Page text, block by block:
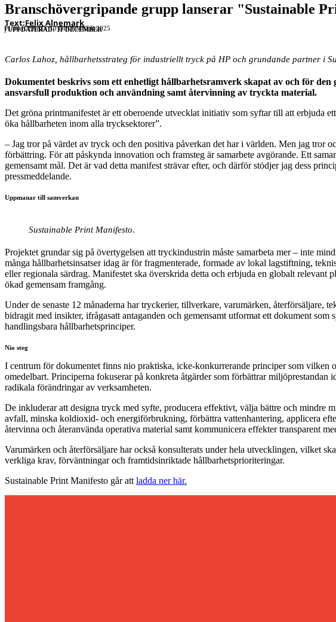
Branschövergripande grupp lanserar "Sustainable
Text:Felix Alnemark
PUBLICERAD: 10 DECEMBER 2025
UPPDATERAD: 11 DECEMBER
Carlos Lahoz, hållbarhetsstrateg för industriellt tryck på HP och grundande partner i
Dokumentet beskrivs som ett enhetligt hållbarhetsramverk skapat av och för
ansvarsfull produktion och användning samt återvinning av tryckta material.
Det gröna printmanifestet är ett oberoende utvecklat initiativ som syftar till att erbjuda
öka hållbarheten inom alla trycksektorer”.
– Jag tror på värdet av tryck och den positiva påverkan det har i världen. Men jag tror
förbättring. För att påskynda innovation och framsteg är samarbete avgörande. Ett
gemensamt mål. Det är vad detta manifest strävar efter, och därför stödjer jag dess
pressmeddelande.
Uppmanar till samverkan
Sustainable Print Manifesto.
Projektet grundar sig på övertygelsen att tryckindustrin måste samarbeta mer – inte
många hållbarhetsinsatser idag är för fragmenterade, formade av lokal lagstiftning,
eller regionala särdrag. Manifestet ska överskrida detta och erbjuda en globalt relevant
ökad gemensam framgång.
Under de senaste 12 månaderna har tryckerier, tillverkare, varumärken, återförsäljare,
bidragit med insikter, ifrågasatt antaganden och gemensamt utformat ett dokument
handlingsbara hållbarhetsprinciper.
Nio steg
I centrum för dokumentet finns nio praktiska, icke-konkurrerande principer som vilken
omedelbart. Principerna fokuserar på konkreta åtgärder som förbättrar miljöprestandan
radikala förändringar av verksamheten.
De inkluderar att designa tryck med syfte, producera effektivt, välja bättre och mindre
avfall, minska koldioxid- och energiförbrukning, förbättra vattenhantering, applicera
återvinna och återanvända operativa material samt kommunicera effekter transparent
Varumärken och återförsäljare har också konsulterats under hela utvecklingen, vilket
verkliga krav, förväntningar och framtidsinriktade hållbarhetsprioriteringar.
Sustainable Print Manifesto går att ladda ner här.